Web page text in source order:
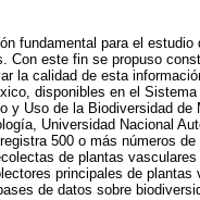
fundamental para el
este fin se propuso
la calidad de esta
disponibles en el
y Uso de la Biodiversidad
Universidad Nacional
500 o más números
de plantas
principales de
de datos sobre